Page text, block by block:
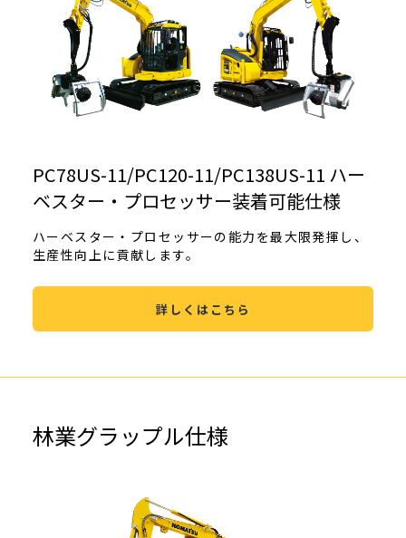
PC78US-11/PC120-11/PC138US-11 ハー
ベスター・プロセッサー装着可能仕様
ハーベスター・プロセッサーの能力を最大限発揮し、
生産性向上に貢献します。
詳しくはこちら
林業グラップル仕様